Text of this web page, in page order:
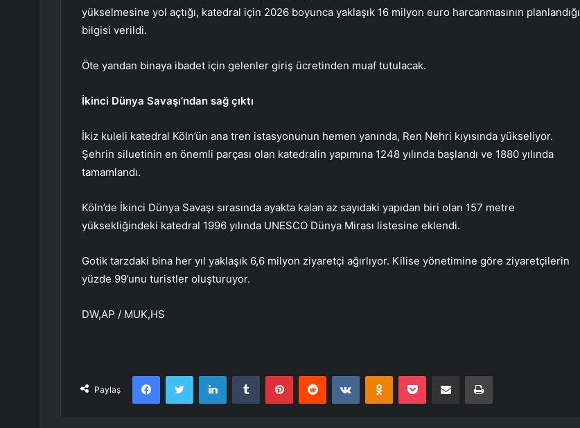
yükselmesine yol açtığı, katedral için 2026 boyunca yaklaşık 16 milyon euro harcanmasının planlandığı
bilgisi verildi.
Öte yandan binaya ibadet için gelenler giriş ücretinden muaf tutulacak.
İkinci Dünya Savaşı’ndan sağ çıktı
İkiz kuleli katedral Köln’ün ana tren istasyonunun hemen yanında, Ren Nehri kıyısında yükseliyor.
Şehrin siluetinin en önemli parçası olan katedralin yapımına 1248 yılında başlandı ve 1880 yılında
tamamlandı.
Köln’de İkinci Dünya Savaşı sırasında ayakta kalan az sayıdaki yapıdan biri olan 157 metre
yüksekliğindeki katedral 1996 yılında UNESCO Dünya Mirası listesine eklendi.
Gotik tarzdaki bina her yıl yaklaşık 6,6 milyon ziyaretçi ağırlıyor. Kilise yönetimine göre ziyaretçilerin
yüzde 99’unu turistler oluşturuyor.
DW,AP / MUK,HS
Paylaş
FacebookTwitter LinkedInTumblr PinterestReddit VKontakteOdnoklassniki
Pocket E-Posta ile paylaş Yazdır